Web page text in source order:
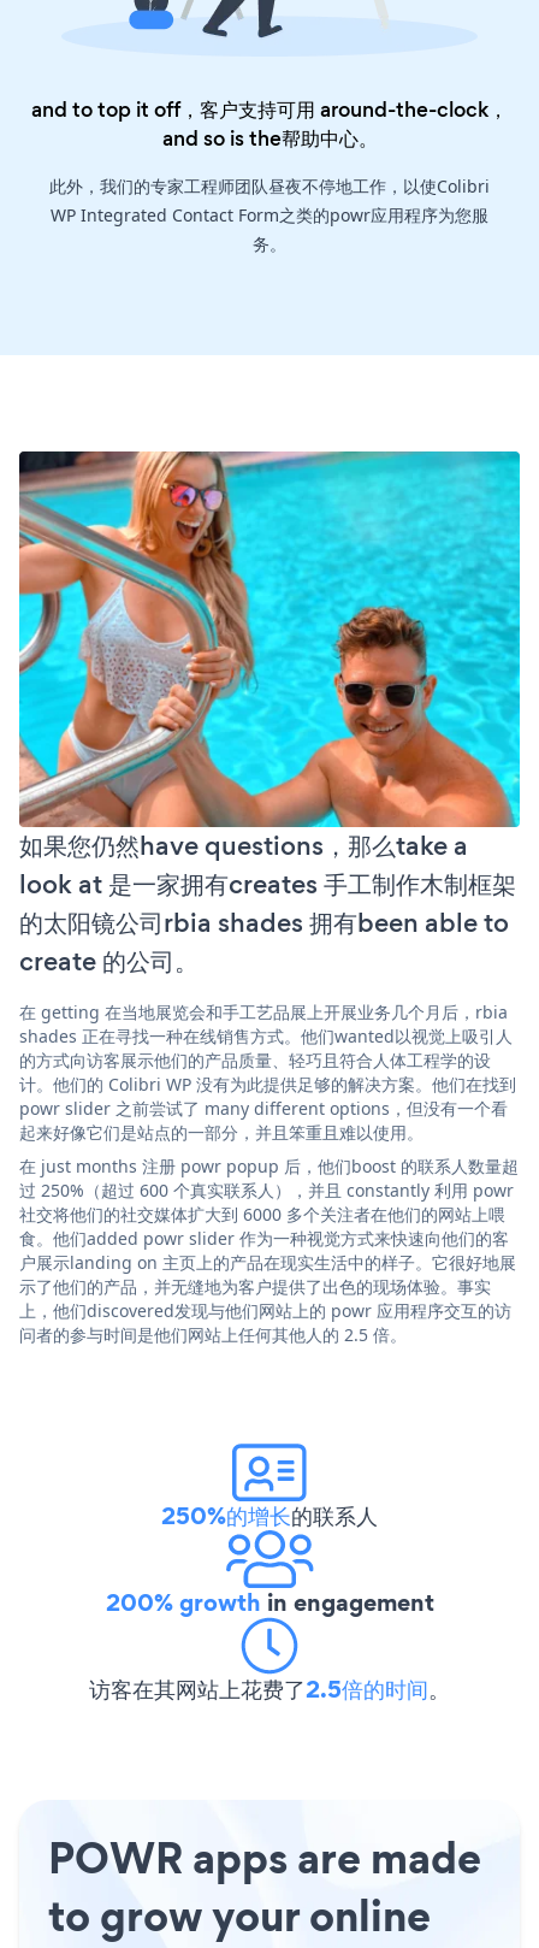
and to top it off，客户支持可用 around-the-clock，
and so is the帮助中心。
此外，我们的专家工程师团队昼夜不停地工作，以使Colibri
WP Integrated Contact Form之类的powr应用程序为您服
务。
如果您仍然have questions，那么take a
look at 是一家拥有creates 手工制作木制框架
的太阳镜公司rbia shades 拥有been able to
create 的公司。
在 getting 在当地展览会和手工艺品展上开展业务几个月后，rbia
shades 正在寻找一种在线销售方式。他们wanted以视觉上吸引人
的方式向访客展示他们的产品质量、轻巧且符合人体工程学的设
计。他们的 Colibri WP 没有为此提供足够的解决方案。他们在找到
powr slider 之前尝试了 many different options，但没有一个看
起来好像它们是站点的一部分，并且笨重且难以使用。
在 just months 注册 powr popup 后，他们boost 的联系人数量超
过 250%（超过 600 个真实联系人），并且 constantly 利用 powr
社交将他们的社交媒体扩大到 6000 多个关注者在他们的网站上喂
食。他们added powr slider 作为一种视觉方式来快速向他们的客
户展示landing on 主页上的产品在现实生活中的样子。它很好地展
示了他们的产品，并无缝地为客户提供了出色的现场体验。事实
上，他们discovered发现与他们网站上的 powr 应用程序交互的访
问者的参与时间是他们网站上任何其他人的 2.5 倍。
250%的增长的联系人
200% growth in engagement
访客在其网站上花费了2.5倍的时间。
POWR apps are made
to grow your online